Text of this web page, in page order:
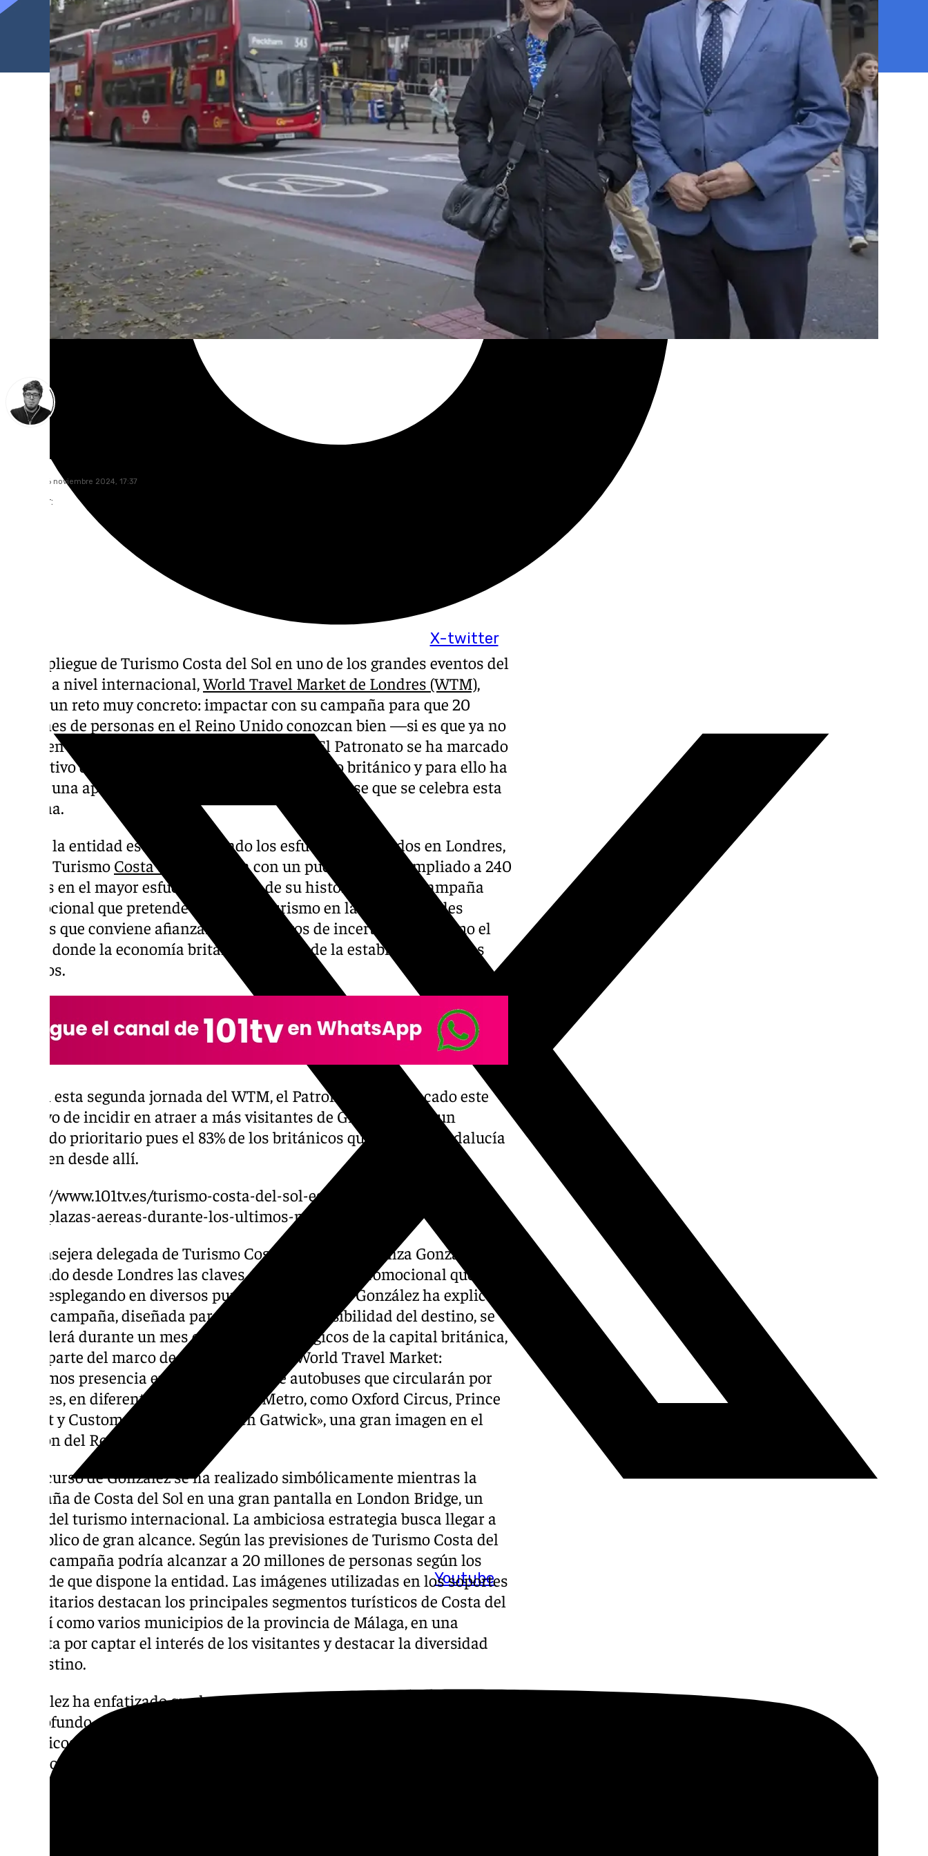
X-twitter
Youtube
miércoles, 6 noviembre 2024, 17:37
Compartir:
El despliegue de Turismo Costa del Sol en uno de los grandes eventos del
sector a nivel internacional,World Travel Market de Londres (WTM),
busca un reto muy concreto: impactar con su campaña para que 20
millones de personas en el Reino Unido conozcan bien —si es que ya no
conocen de sobra— los encantos de Málaga. El Patronato se ha marcado
el objetivo de afianzar su liderazgo en el mercado británico y para ello ha
hecho una apuesta importante en la cita londinense que se celebra esta
semana.
Desde la entidad están trasladando los esfuerzos realizados en Londres,
donde Turismo Costa de Sol
cuenta con un puesto propio ampliado a 240
metros en el mayor esfuerzo inversor de su historia. Para la campaña
promocional que pretende reforzar el turismo en las islas, grandes
aliadas que conviene afianzar en momentos de incertidumbre como el
actual donde la economía británica no goza de la estabilidad de otros
tiempos.
Así, en esta segunda jornada del WTM, el Patronato ha destacado este
objetivo de incidir en atraer a más visitantes de Gran Bretaña, un
mercado prioritario pues el 83% de los británicos que llegan a Andalucía
lo hacen desde allí.
https://www.101tv.es/turismo-costa-del-sol-espera-un-incremento-del-
11-en-plazas-aereas-durante-los-ultimos-meses-del-ano/
La consejera delegada de Turismo Costa del Sol, Esperanza González, ha
señalado desde Londres las claves de la estrategia promocional que se
está desplegando en diversos puntos de la ciudad. González ha explicado
que la campaña, diseñada para maximizar la visibilidad del destino, se
extenderá durante un mes en puntos estratégicos de la capital británica,
como parte del marco de promoción de la World Travel Market:
«Tenemos presencia en una quincena de autobuses que circularán por
Londres, en diferentes estaciones de Metro, como Oxford Circus, Prince
Regent y Custom House, también en Gatwick», una gran imagen en el
corazón del Reino Unido.
El discurso de González se ha realizado simbólicamente mientras la
campaña de Costa del Sol en una gran pantalla en London Bridge, un
icono del turismo internacional. La ambiciosa estrategia busca llegar a
un público de gran alcance. Según las previsiones de Turismo Costa del
Sol, la campaña podría alcanzar a 20 millones de personas según los
datos de que dispone la entidad. Las imágenes utilizadas en los soportes
publicitarios destacan los principales segmentos turísticos de Costa del
Sol, así como varios municipios de la provincia de Málaga, en una
apuesta por captar el interés de los visitantes y destacar la diversidad
del destino.
González ha enfatizado que la estrategia de promoción está basada en
un profundo análisis de las principales motivaciones de los turistas
británicos, información obtenida a través de herramientas de Big Data:
«a la hora de realizar esta campaña hemos tenido en cuenta las
principales motivaciones de los turistas británicos que quieren visitar